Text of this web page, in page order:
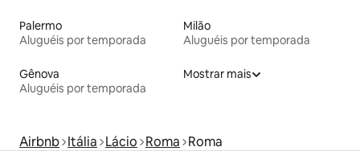
Palermo
Aluguéis por temporada
Milão
Aluguéis por temporada
Gênova
Aluguéis por temporada
Mostrar mais
Airbnb Itália Lácio Roma Roma